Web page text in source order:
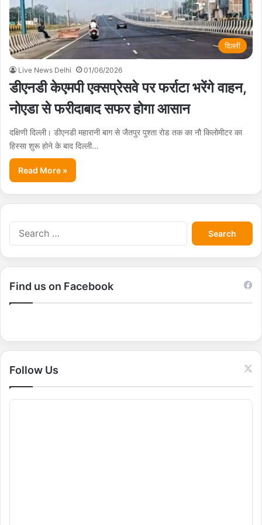
दिल्ली
Live News Delhi 01/06/2026
डीएनडी केएमपी एक्सप्रेसवे पर फर्राटा भरेंगे वाहन,
नोएडा से फरीदाबाद सफर होगा आसान
दक्षिणी दिल्ली। डीएनडी महारानी बाग से जैतपुर पुश्ता रोड तक का नौ किलोमीटर का
हिस्सा शुरू होने के बाद दिल्ली…
Read More »
S
e
a
r
r
:
Find us on Facebook
Follow Us